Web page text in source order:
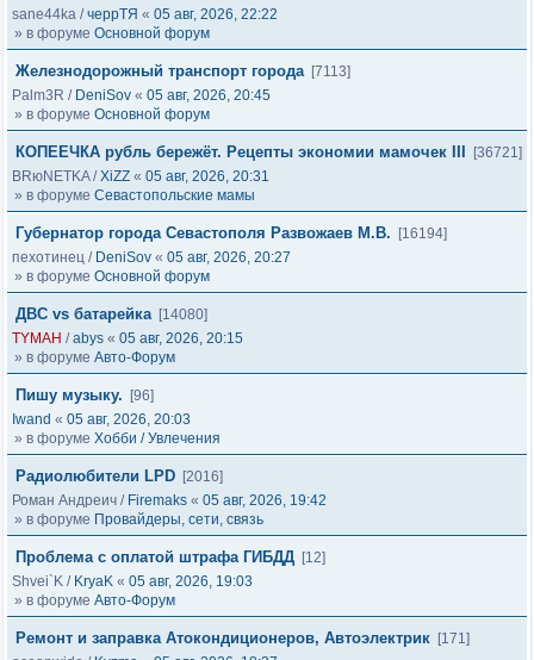
sane44ka /черрТЯ « 05 авг, 2026, 22:22
» в форуме Основной форум
Железнодорожный транспорт города [7113]
Palm3R / DeniSov « 05 авг, 2026, 20:45
» в форуме Основной форум
КОПЕЕЧКА рубль бережёт. Рецепты экономии мамочек III
[36721]
BRюNETKA/XiZZ « 05 авг, 2026, 20:31
» в форуме Севастопольские мамы
Губернатор города Севастополя Развожаев М.В.
[16194]
пехотинец / DeniSov « 05 авг, 2026, 20:27
» в форуме Основной форум
ДВС vs батарейка [14080]
TYMAH /abys « 05 авг, 2026, 20:15
» в форуме Авто-Форум
Пишу музыку.
[96]
Iwand « 05 авг, 2026, 20:03
» в форуме Хобби / Увлечения
Радиолюбители LPD [2016]
Роман Андреич / Firemaks « 05 авг, 2026, 19:42
» в форуме Провайдеры, сети, связь
Проблема с оплатой штрафа ГИБДД [12]
Shvei`K / KryaK « 05 авг, 2026, 19:03
» в форуме Авто-Форум
Ремонт и заправка Атокондиционеров, Автоэлектрик [171]